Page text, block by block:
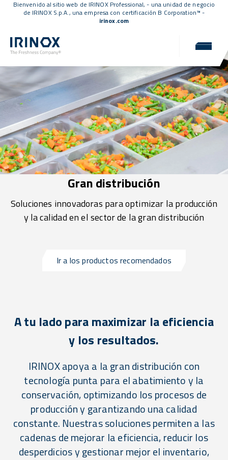
Bienvenido al sitio web de IRINOX Professional, - una unidad de negocio
de IRINOX S.p.A., una empresa con certificación B Corporation™ -
irinox.com
Gran distribución
Soluciones innovadoras para optimizar la producción
y la calidad en el sector de la gran distribución
Ir a los productos recomendados
A tu lado para maximizar la eficiencia
y los resultados.
IRINOX apoya a la gran distribución con
tecnología punta para el abatimiento y la
conservación, optimizando los procesos de
producción y garantizando una calidad
constante. Nuestras soluciones permiten a las
cadenas de mejorar la eficiencia, reducir los
desperdicios y gestionar mejor el inventario,